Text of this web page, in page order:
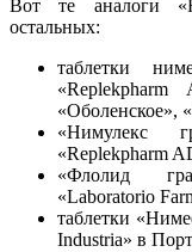
Вот те аналоги
остальных:
таблетки
«Оболенское»,
«Нимулекс
«Replekpharm
«Флолид
«Laboratorio
таблетки
Industria» в